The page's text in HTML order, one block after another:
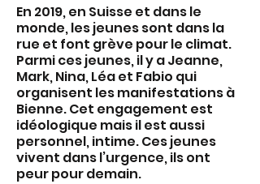
En 2019, en Suisse et dans le
monde, les jeunes sont dans la
rue et font grève pour le climat.
Parmi ces jeunes, il y a Jeanne,
Mark, Nina, Léa et Fabio qui
organisent les manifestations à
Bienne. Cet engagement est
idéologique mais il est aussi
personnel, intime. Ces jeunes
vivent dans l’urgence, ils ont
peur pour demain.